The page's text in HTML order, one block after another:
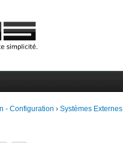
- Configuration ›Systèmes Externes